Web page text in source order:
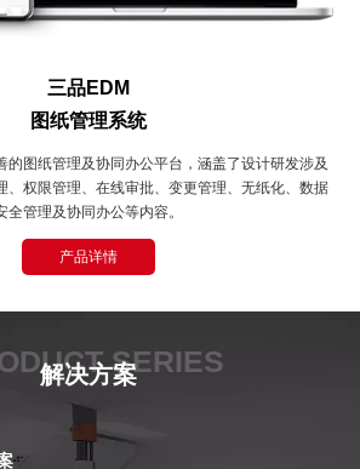
三品EDM
图纸管理系统
的图纸管理及协同办公平台，涵盖了设计研发涉及
、权限管理、在线审批、变更管理、无纸化、数据
全管理及协同办公等内容。
产品详情
SERIES
解决方案